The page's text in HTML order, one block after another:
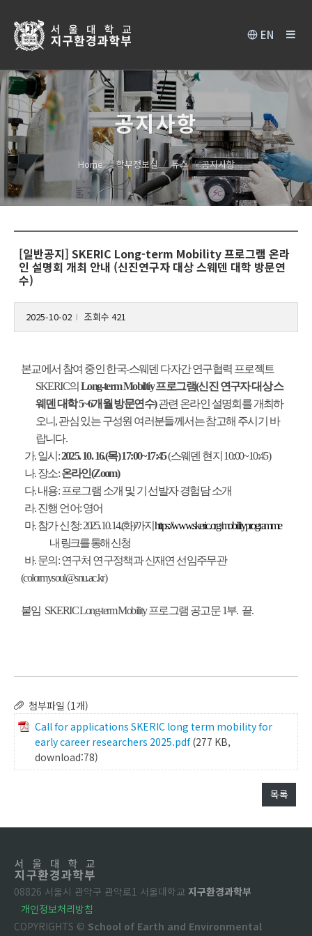
EN
공지사항
Home 학부정보실 뉴스 공지사항
[일반공지] SKERIC Long-term Mobility 프로그램 온라
인 설명회 개최 안내 (신진연구자 대상 스웨덴 대학 방문연
수)
2025-10-02 조회수 421
본교에서 참여 중인 한국-스웨덴 다자간 연구협력 프로젝트
SKERIC의 Long-term Mobiltiy 프로그램(신진 연구자 대상 스
웨덴 대학 5~6개월 방문연수)관련 온라인 설명회를 개최하
오니, 관심 있는 구성원 여러분들께서는 참고해 주시기 바
랍니다.
가. 일시:2025. 10. 16.(목) 17:00~17:45(스웨덴 현지 10:00~10:45)
나. 장소:온라인(Zoom)
다. 내용: 프로그램 소개 및 기 선발자 경험담 소개
라. 진행 언어: 영어
마. 참가 신청:2025. 10. 14.(화)까지https://www.skeric.org/mobilityprogramme
내 링크를 통해 신청
바. 문의: 연구처 연구정책과 신재연 선임주무관
(colormysoul@snu.ac.kr)
붙임 SKERIC Long-term Mobility 프로그램 공고문 1부. 끝.
첨부파일 (1개)
Call for applications SKERIC long term mobility for
early career researchers 2025.pdf (277 KB,
download:78)
목록
08826 서울시 관악구 관악로1 서울대학교 지구환경과학부
개인정보처리방침
COPYRIGHTS © School of Earth and Environmental